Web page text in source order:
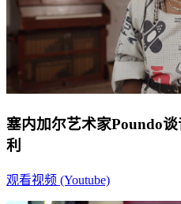
塞内加尔艺术家Poundo
利
观看视频 (Youtube)